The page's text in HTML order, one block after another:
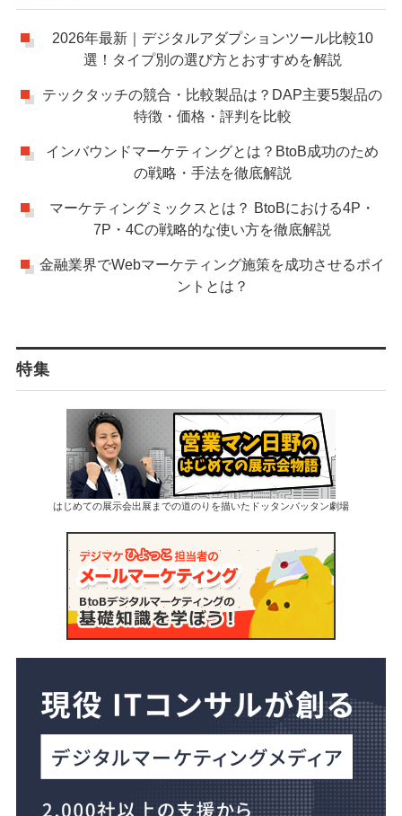
2026年最新｜デジタルアダプションツール比較10
選！タイプ別の選び方とおすすめを解説
テックタッチの競合・比較製品は？DAP主要5製品の
特徴・価格・評判を比較
インバウンドマーケティングとは？BtoB成功のため
の戦略・手法を徹底解説
マーケティングミックスとは？ BtoBにおける4P・
7P・4Cの戦略的な使い方を徹底解説
金融業界でWebマーケティング施策を成功させるポイ
ントとは？
特集
はじめての展示会出展までの道のりを描いたドッタンバッタン劇場